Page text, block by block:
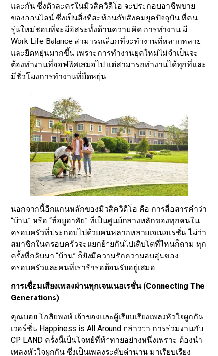
และกัน ซึ่งตัวละครในมิวสิควิดีโอ จะประกอบอาชีพขาย
ของออนไลน์ ซึ่งเป็นสิ่งที่สะท้อนกับสังคมยุคปัจจุบัน ที่คน
รุ่นใหม่ชอบที่จะมีอิสระทั้งด้านความคิด การทำงาน มี
Work Life Balance สามารถเลือกที่จะทำงานที่หลากหลาย
และยืดหยุ่นมากขึ้น เพราะการทำงานยุคใหม่ไม่จำเป็นจะ
ต้องทำงานที่ออฟฟิศเสมอไป แต่สามารถทำงานได้ทุกที่และ
มีชั่วโมงการทำงานที่ยืดหยุ่น
นอกจากนี้อีกแกนหลักของมิวสิควิดีโอ คือ การสื่อสารคำว่า
“บ้าน” หรือ “ที่อยู่อาศัย” ที่เป็นศูนย์กลางหลักของทุกคนใน
ครอบครัวที่ประกอบไปด้วยคนหลากหลายเจเนอเรชั่น ไม่ว่า
สมาชิกในครอบครัวจะแยกย้ายกันไปเติบโตที่ไหนก็ตาม ทุก
ครั้งที่กลับมา “บ้าน” ก็ยังมีความรักความอบอุ่นของ
ครอบครัวและคนที่เรารักรอต้อนรับอยู่เสมอ
การเชื่อมเสียงเพลงผ่านทุกเจนเนอเรชั่น (Connecting The
Generations)
คุณบอย โกสิยพงษ์ เจ้าของและผู้เรียบเรียงเพลงหัวใจผูกกัน
เวอร์ชั่น Happiness is All Around กล่าวว่า การร่วมงานกับ
CP LAND ครั้งนี้เป็นโจทย์ที่ท้าทายอย่างหนึ่งเพราะ ต้องนำ
เพลงหัวใจผูกกัน ซึ่งเป็นเพลงระดับตำนาน มาเรียบเรียง